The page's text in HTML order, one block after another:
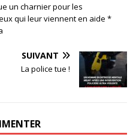
un charnier pour les
qui leur viennent en aide *
SUIVANT
La police tue !